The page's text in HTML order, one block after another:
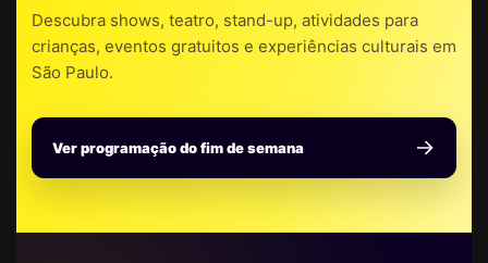
Descubra shows, teatro, stand-up, atividades para
crianças, eventos gratuitos e experiências culturais em
São Paulo.
Ver programação do fim de semana